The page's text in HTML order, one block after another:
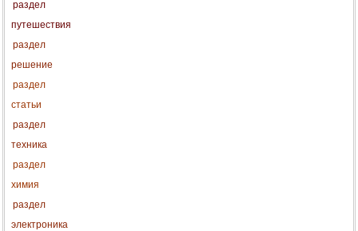
раздел
путешествия
раздел
решение
раздел
статьи
раздел
техника
раздел
химия
раздел
электроника